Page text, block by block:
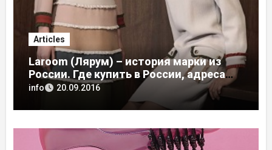
Articles
Laroom (Лярум) – история марки из
России. Где купить в России, адреса
магазинов
info 20.09.2016